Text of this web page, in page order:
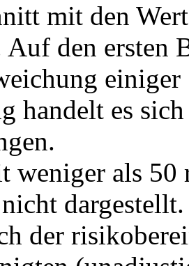
mit den
Auf den ersten
handelt es
weniger als 50
dargestellt.
der